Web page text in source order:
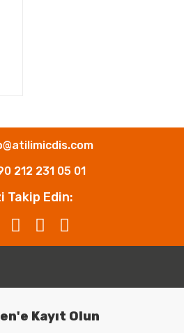
212 231 05 01
Takip Edin:
Kayıt Olun